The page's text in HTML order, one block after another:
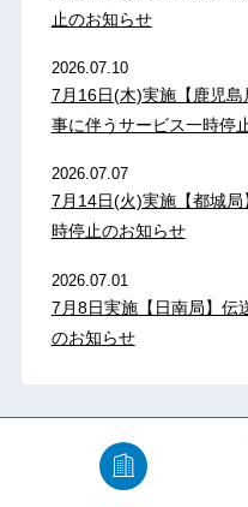
止のお知らせ
2026.07.10
7月16日(木)実施【鹿児
事に伴うサービス一時停
2026.07.07
7月14日(火)実施【都城
時停止のお知らせ
2026.07.01
7月8日実施【日南局】伝
のお知らせ